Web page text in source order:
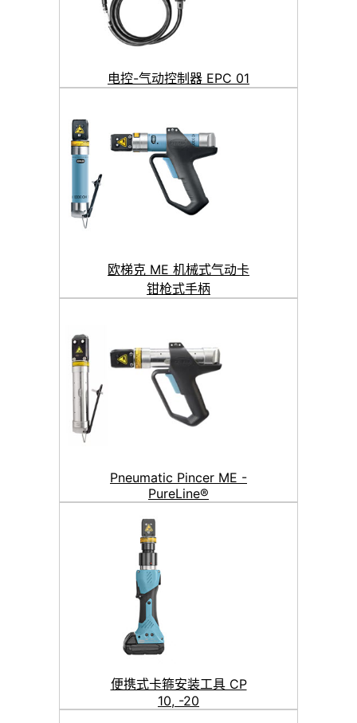
电控-气动控制器 EPC 01
欧梯克 ME 机械式气动卡
钳枪式手柄
Pneumatic Pincer ME -
PureLine®
便携式卡箍安装工具 CP
10, -20